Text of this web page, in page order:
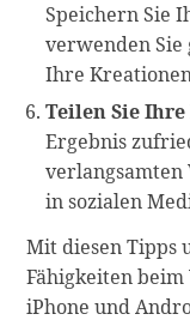
Speichern Sie
verwenden Sie
Ihre
Teilen Sie
Ergebnis
verlangsamten
in sozialen
Mit diesen Tipps
Fähigkeiten beim
iPhone und